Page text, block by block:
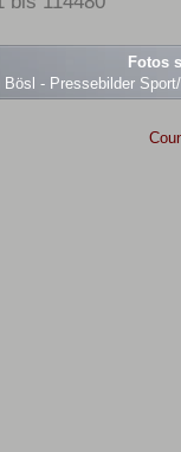
Fotos
- Pressebilder